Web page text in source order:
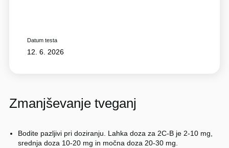
Datum testa
12. 6. 2026
Zmanjševanje tveganj
Bodite pazljivi pri doziranju. Lahka doza za 2C-B je 2-10 mg,
srednja doza 10-20 mg in močna doza 20-30 mg.